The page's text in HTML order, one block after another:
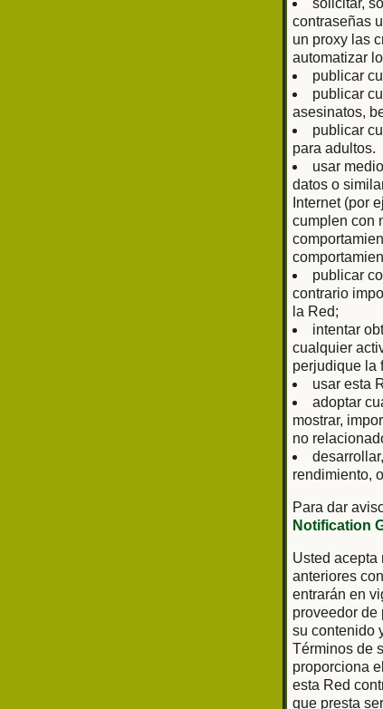
solicitar,
contraseñas
un proxy las
automatizar
publicar
publicar
asesinatos,
publicar
para adultos.
usar
datos o
Internet (por
cumplen con
publicar
contrario
la Red;
intentar
cualquier
perjudique la
usar esta
adoptar
mostrar,
no
rendimiento,
Para dar
Notification
Usted acepta
anteriores
entrarán en
proveedor de
su contenido
Términos de
proporciona
esta Red
que presta